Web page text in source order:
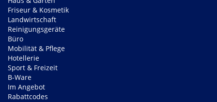
Friseur & Kosmetik
Landwirtschaft
Reinigungsgeräte
Büro
Mobilität & Pflege
Hotellerie
Sport & Freizeit
B-Ware
Im Angebot
Rabattcodes